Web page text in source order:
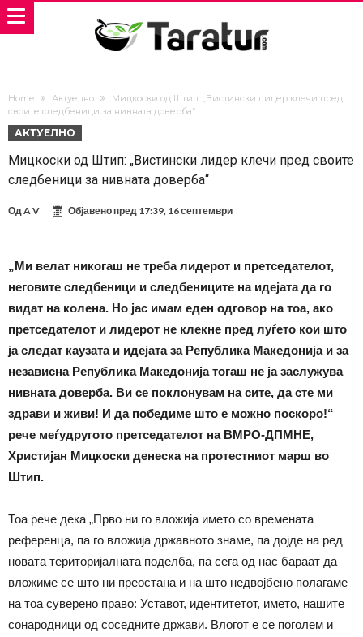
Home Актуелно
Мицкоски од Штип: „Вистински лидер клечи пред
своите следбеници за нивната доверба“
АКТУЕЛНО
Мицкоски од Штип: „Вистински лидер клечи пред своите
следбеници за нивната доверба“
ОдA V Објавено пред 17:39, 16 септември
„Ми велат никогаш не треба лидерот и претседателот,
неговите следбеници и следбениците на идејата да го
видат на колена. Но јас имам еден одговор на тоа, ако
претседателот и лидерот не клекне пред луѓето кои што
ја следат каузата и идејата за Република Македонија и за
независна Република Македонија тогаш не ја заслужува
нивната доверба. Ви се поклонувам на сите, да сте ми
здрави и живи! И да победиме што е можно поскоро!“
рече меѓудругото претседателот на ВМРО-ДПМНЕ,
Христијан Мицкоски денеска на протестниот марш во
Штип.
Тоа рече дека „Прво ни го вложија името со времената
референца, па го вложија државното знаме, па дојде на ред
новата територијалната поделба, па сега од нас бараат да
вложиме се што ни преостана и на што недвојбено полагаме
на тоа суверено право: Уставот, идентитетот, името, нашите
сонародници од соседните држави. Влогот е се поголем и